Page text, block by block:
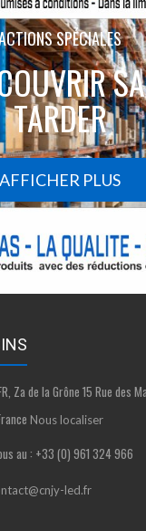
SPÉCIALES
TARDER
AFFICHER PLUS
Za de la Grône 15 Rue des
Nous localiser
au : +33 (0) 961 324 966
led.fr